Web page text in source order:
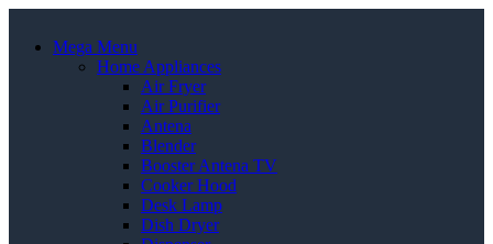
Mega Menu
Home Appliances
Air Fryer
Air Purifier
Antena
Blender
Booster Antena TV
Cooker Hood
Desk Lamp
Dish Dryer